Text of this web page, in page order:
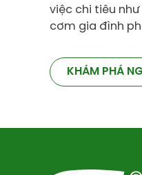
việc chi tiêu
cơm gia đình phải
ba món giàu
thôi.KHÁM PHÁ